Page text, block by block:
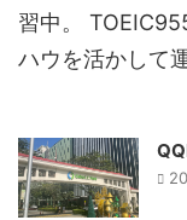
習中。
ハウを活かして